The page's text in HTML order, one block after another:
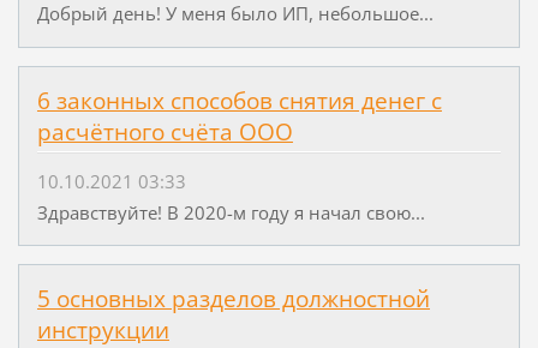
Добрый день! У меня было ИП, небольшое...
6 законных способов снятия денег с
расчётного счёта ООО
10.10.2021 03:33
Здравствуйте! В 2020-м году я начал свою...
5 основных разделов должностной
инструкции